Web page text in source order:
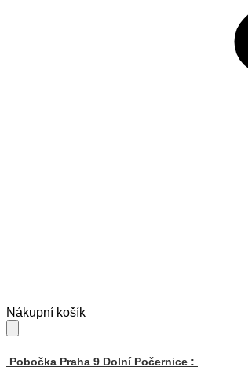
Skip
to
navigation
Skip
to
content
Nákupní košík
Pobočka Praha 9 Dolní Počernice :